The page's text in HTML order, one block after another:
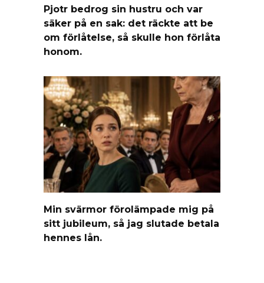
Pjotr bedrog sin hustru och var
säker på en sak: det räckte att be
om förlåtelse, så skulle hon förlåta
honom.
Min svärmor förolämpade mig på
sitt jubileum, så jag slutade betala
hennes lån.